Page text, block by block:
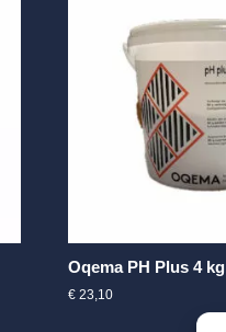
Oqema PH Plus 4 kg
€ 23,10